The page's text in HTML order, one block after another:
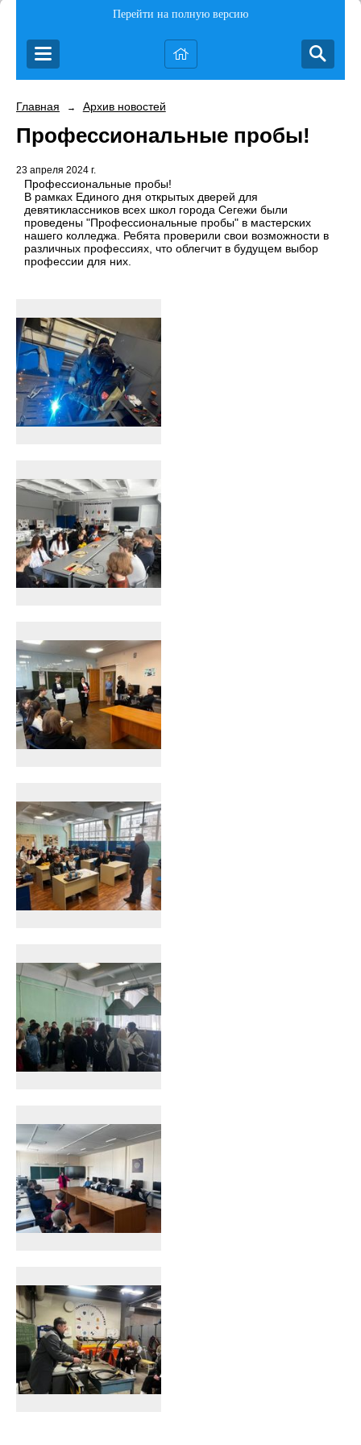
Перейти на полную версию
Главная → Архив новостей
Профессиональные пробы!
23 апреля 2024 г.
Профессиональные пробы!
В рамках Единого дня открытых дверей для
девятиклассников всех школ города Сегежи были
проведены "Профессиональные пробы" в мастерских
нашего колледжа. Ребята проверили свои возможности в
различных профессиях, что облегчит в будущем выбор
профессии для них.